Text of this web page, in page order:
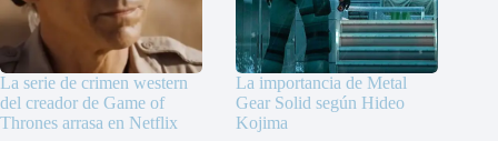
La serie de crimen western
del creador de Game of
Thrones arrasa en Netflix
La importancia de Metal
Gear Solid según Hideo
Kojima